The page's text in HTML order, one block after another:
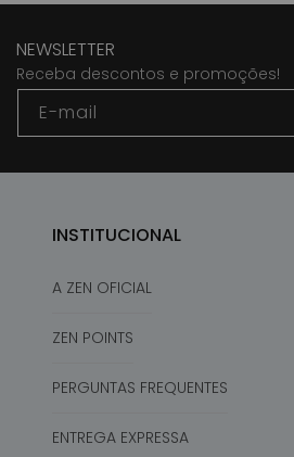
NEWSLETTER
Receba descontos e promoções!
E-mail
INSTITUCIONAL
A ZEN OFICIAL
ZEN POINTS
PERGUNTAS FREQUENTES
ENTREGA EXPRESSA